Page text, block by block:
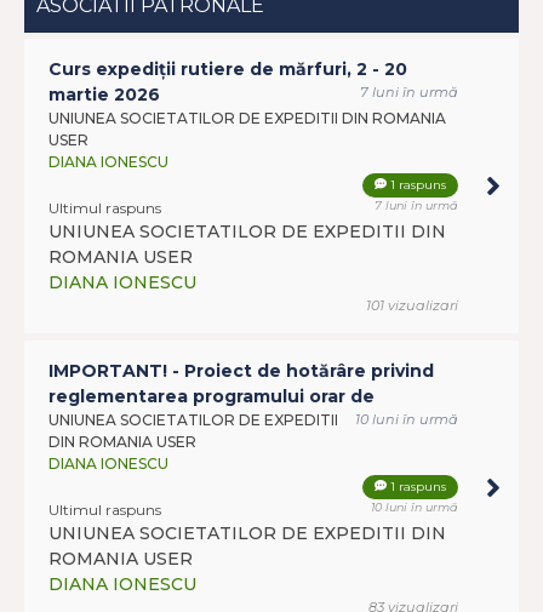
ASOCIATII PATRONALE
Curs expediții rutiere de mărfuri, 2 - 20
martie 2026
7 luni în urmă
UNIUNEA SOCIETATILOR DE EXPEDITII DIN ROMANIA
USER
DIANA IONESCU
1 raspuns
Ultimul raspuns 7 luni în urmă
UNIUNEA SOCIETATILOR DE EXPEDITII DIN
ROMANIA USER
DIANA IONESCU
101 vizualizari
IMPORTANT! - Proiect de hotărâre privind
reglementarea programului orar de
10 luni în urmă
UNIUNEA SOCIETATILOR DE EXPEDITII
DIN ROMANIA USER
DIANA IONESCU
1 raspuns
Ultimul raspuns 10 luni în urmă
UNIUNEA SOCIETATILOR DE EXPEDITII DIN
ROMANIA USER
DIANA IONESCU
83 vizualizari